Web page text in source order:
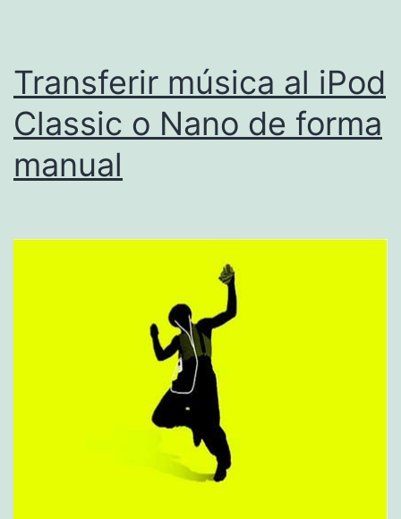
Transferir música al iPod
Classic o Nano de forma
manual